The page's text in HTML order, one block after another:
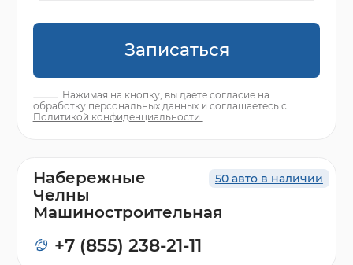
Записаться
Нажимая на кнопку, вы даете согласие на
обработку персональных данных и соглашаетесь с
Политикой конфиденциальности.
50 авто в наличии
Набережные
Челны
Машиностроительная
+7 (855) 238-21-11